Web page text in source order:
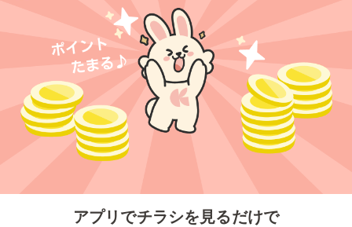
アプリでチラシを見るだけで